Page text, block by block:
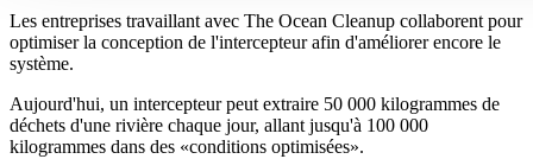
Les entreprises travaillant avec The Ocean Cleanup collaborent pour
optimiser la conception de l'intercepteur afin d'améliorer encore le
système.
Aujourd'hui, un intercepteur peut extraire 50 000 kilogrammes de
déchets d'une rivière chaque jour, allant jusqu'à 100 000
kilogrammes dans des «conditions optimisées».